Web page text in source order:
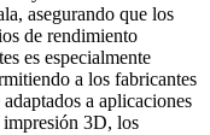
asegurando que los
de rendimiento
es especialmente
a los fabricantes
a aplicaciones
3D, los